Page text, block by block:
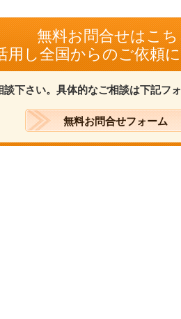
無料お問合せはこ
用し全国からのご依頼
談下さい。具体的なご相談は下記フ
無料お問合せフォーム